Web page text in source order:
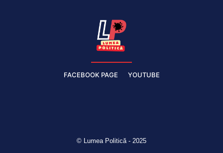
FACEBOOK PAGE YOUTUBE
© Lumea Politică - 2025